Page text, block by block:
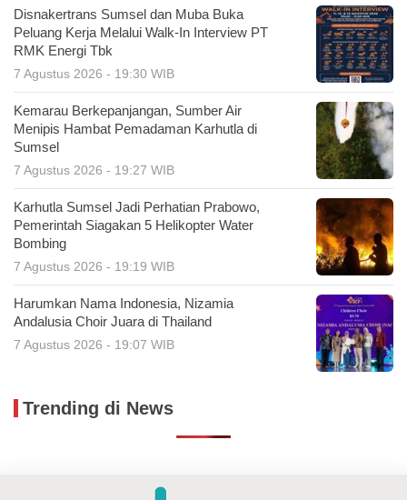
Disnakertrans Sumsel dan Muba Buka
Peluang Kerja Melalui Walk-In Interview PT
RMK Energi Tbk
7 Agustus 2026 - 19:30 WIB
Kemarau Berkepanjangan, Sumber Air
Menipis Hambat Pemadaman Karhutla di
Sumsel
7 Agustus 2026 - 19:27 WIB
Karhutla Sumsel Jadi Perhatian Prabowo,
Pemerintah Siagakan 5 Helikopter Water
Bombing
7 Agustus 2026 - 19:19 WIB
Harumkan Nama Indonesia, Nizamia
Andalusia Choir Juara di Thailand
7 Agustus 2026 - 19:07 WIB
Trending di News